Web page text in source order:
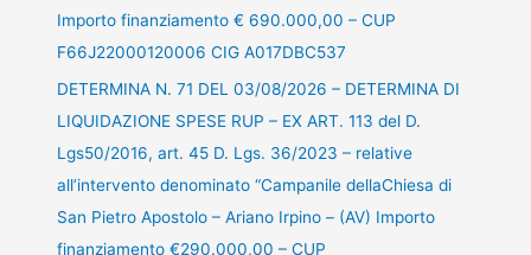
Importo finanziamento € 690.000,00 – CUP
F66J22000120006 CIG A017DBC537
DETERMINA N. 71 DEL 03/08/2026 – DETERMINA DI
LIQUIDAZIONE SPESE RUP – EX ART. 113 del D.
Lgs50/2016, art. 45 D. Lgs. 36/2023 – relative
all’intervento denominato “Campanile dellaChiesa di
San Pietro Apostolo – Ariano Irpino – (AV) Importo
finanziamento €290.000,00 – CUP